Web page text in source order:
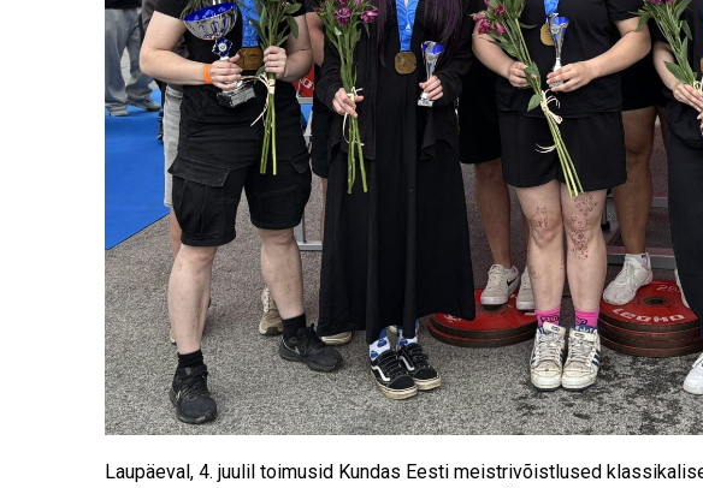
Laupäeval, 4. juulil toimusid Kundas Eesti meistrivõistlused